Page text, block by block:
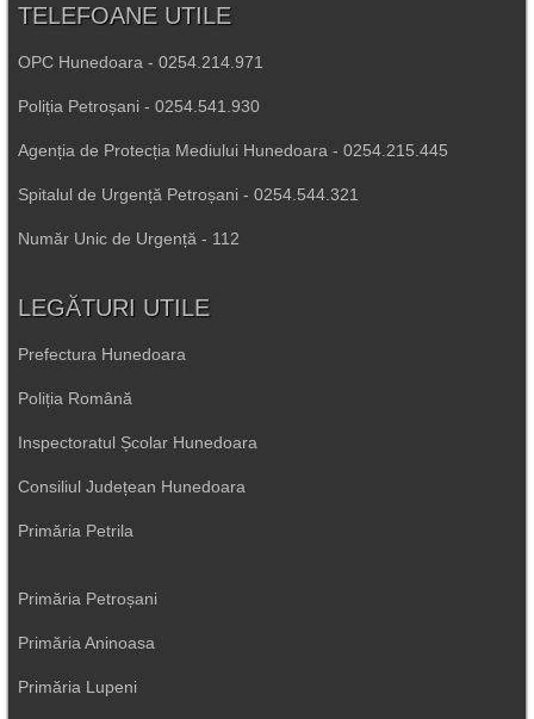
TELEFOANE UTILE
OPC Hunedoara - 0254.214.971
Poliția Petroșani - 0254.541.930
Agenția de Protecția Mediului Hunedoara - 0254.215.445
Spitalul de Urgență Petroșani - 0254.544.321
Număr Unic de Urgență - 112
LEGĂTURI UTILE
Prefectura Hunedoara
Poliția Română
Inspectoratul Școlar Hunedoara
Consiliul Județean Hunedoara
Primăria Petrila
Primăria Petroșani
Primăria Aninoasa
Primăria Lupeni